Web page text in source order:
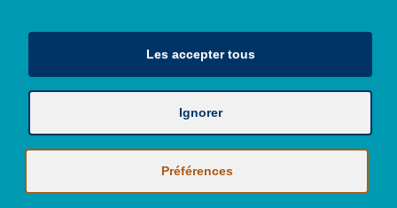
Avec le soutien de la Province de Liège
© 2026 - Tous droits réservés - JazzMania
Politique en matière de confidentialité et de vie privée
Les accepter tous
Ignorer
Préférences